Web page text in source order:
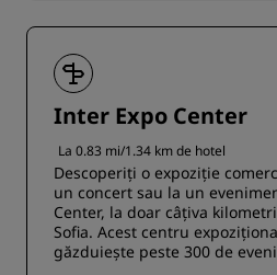
Inter Expo Center
La 0.83 mi/1.34 km de hotel
Descoperiți o expoziție
un concert sau la un
Center, la doar câțiva
Sofia. Acest centru
găzduiește peste 300 de